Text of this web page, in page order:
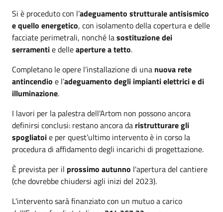
Si è proceduto con l’adeguamento strutturale antisismico
e quello energetico, con isolamento della copertura e delle
facciate perimetrali, nonché lasostituzione dei
serramentie delleaperture a tetto.
Completano le opere l’installazione di una nuova rete
antincendio e l’adeguamento degli impianti elettrici e di
illuminazione.
I lavori per la palestra dell'Artom non possono ancora
definirsi conclusi: restano ancora da ristrutturare gli
spogliatoie per quest’ultimo intervento è in corso la
procedura di affidamento degli incarichi di progettazione.
È prevista per il prossimo autunno l'apertura del cantiere
(che dovrebbe chiudersi agli inizi del 2023).
L'intervento sarà finanziato con un mutuo a carico